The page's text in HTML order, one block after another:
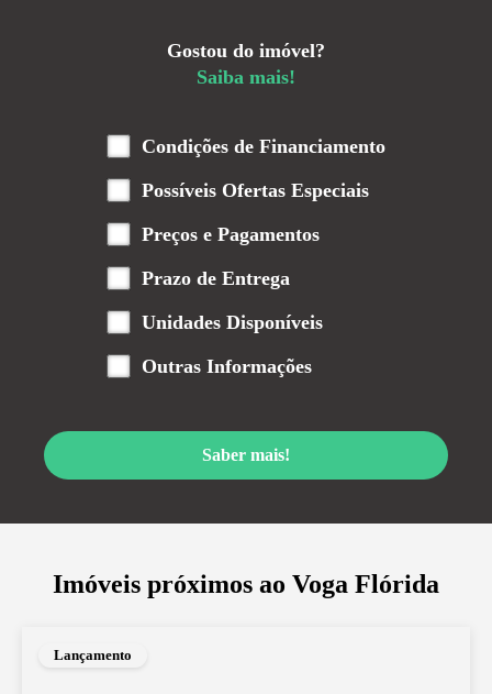
Gostou do imóvel?
Saiba mais!
Condições de Financiamento
Possíveis Ofertas Especiais
Preços e Pagamentos
Prazo de Entrega
Unidades Disponíveis
Outras Informações
Saber mais!
Imóveis próximos ao Voga Flórida
Lançamento